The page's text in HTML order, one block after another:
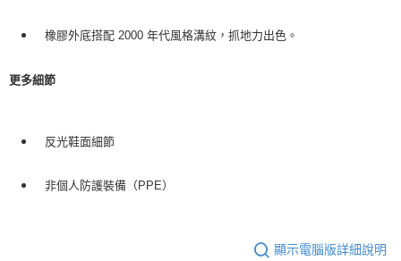
橡膠外底搭配 2000 年代風格溝紋，抓地力出色。
更多細節
反光鞋面細節
非個人防護裝備（PPE）
顯示電腦版詳細說明